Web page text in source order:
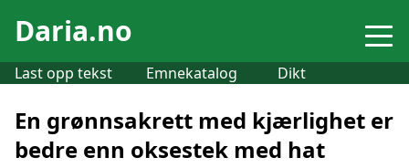
Daria.no
Last opp tekst Emnekatalog Dikt
En grønnsakrett med kjærlighet er
bedre enn oksestek med hat